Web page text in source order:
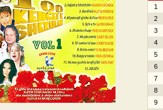
1
2
3
4
5
6
7
8
9